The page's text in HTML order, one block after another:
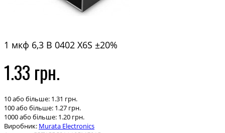
1 мкф 6,3 В 0402 X6S ±20%
1.33 грн.
10 або більше: 1.31 грн.
100 або більше: 1.27 грн.
1000 або більше: 1.20 грн.
Виробник: Murata Electronics